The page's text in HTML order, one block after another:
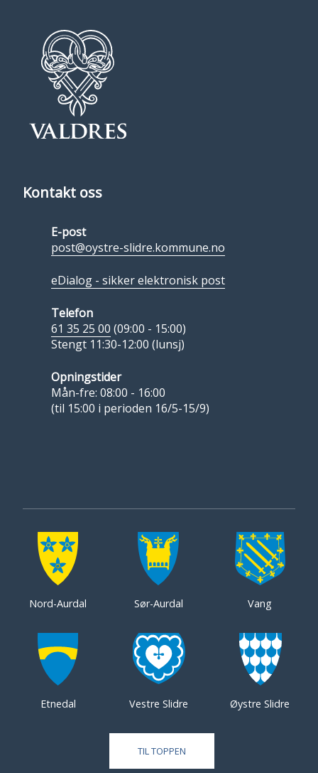
Kontakt oss
E-post
post@oystre-slidre.kommune.no
eDialog - sikker elektronisk post
Telefon
61 35 25 00 (09:00 - 15:00)
Stengt 11:30-12:00 (lunsj)
Opningstider
Mån-fre: 08:00 - 16:00
(til 15:00 i perioden 16/5-15/9)
Nord-Aurdal Sør-Aurdal Vang
Etnedal Vestre Slidre Øystre Slidre
TIL TOPPEN